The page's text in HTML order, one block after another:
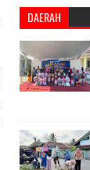
DAERAH